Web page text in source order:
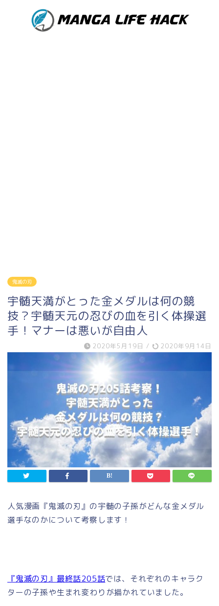
鬼滅の刃
宇髄天満がとった金メダルは何の競
技？宇髄天元の忍びの血を引く体操選
手！マナーは悪いが自由人
2020年5月19日 / 2020年9月14日
人気漫画『鬼滅の刃』の宇髄の子孫がどんな金メダル
選手なのかについて考察します！
『鬼滅の刃』最終話205話では、それぞれのキャラク
ターの子孫や生まれ変わりが描かれていました。